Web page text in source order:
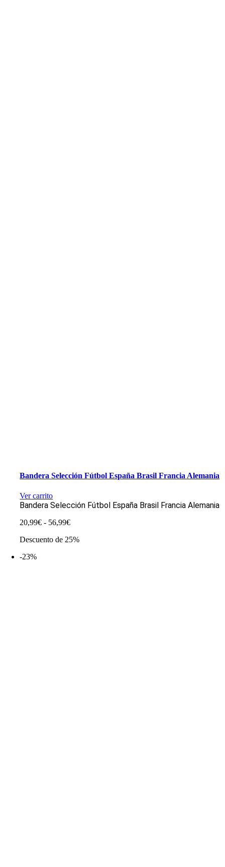
Bandera Selección Fútbol España Brasil Francia Alemania
Ver carrito
Bandera Selección Fútbol España Brasil Francia Alemania
20,99€ - 56,99€Rango
precios:
Descuento de 25%
-23%